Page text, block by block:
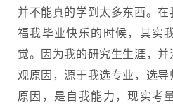
并不能真的学到太多东西。
福我毕业快乐的时候，其实
觉。因为我的研究生生涯，
观原因，源于我选专业，选
原因，是自我能力，现实考